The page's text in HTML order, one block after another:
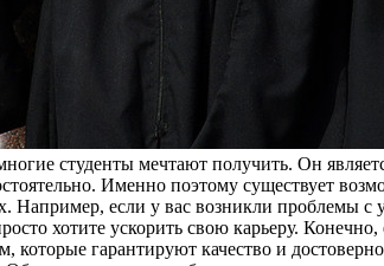
студенты мечтают получить. Он
Именно поэтому существует
если у вас возникли проблемы с
хотите ускорить свою карьеру.
гарантируют качество и